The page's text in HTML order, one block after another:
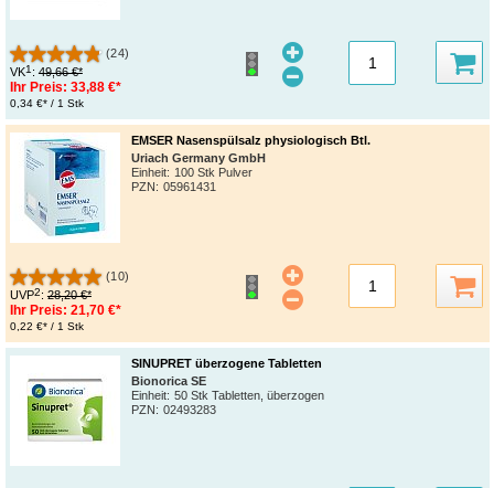
(24)
VK1 : 49,66 €*
Ihr Preis: 33,88 €*
0,34 €* / 1 Stk
EMSER Nasenspülsalz physiologisch Btl.
Uriach Germany GmbH
Einheit: 100 Stk Pulver
PZN: 05961431
(10)
UVP2: 28,20 €*
Ihr Preis: 21,70 €*
0,22 €* / 1 Stk
SINUPRET überzogene Tabletten
Bionorica SE
Einheit: 50 Stk Tabletten, überzogen
PZN: 02493283